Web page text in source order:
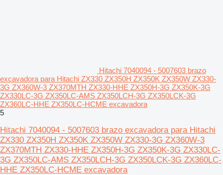
Hitachi 7040094 - 5007603 brazo
excavadora para Hitachi ZX330 ZX350H ZX350K ZX350W ZX330-
3G ZX360W-3 ZX370MTH ZX330-HHE ZX350H-3G ZX350K-3G
ZX330LC-3G ZX350LC-AMS ZX350LCH-3G ZX350LCK-3G
ZX360LC-HHE ZX350LC-HCME excavadora
5
Hitachi 7040094 - 5007603 brazo excavadora para Hitachi
ZX330 ZX350H ZX350K ZX350W ZX330-3G ZX360W-3
ZX370MTH ZX330-HHE ZX350H-3G ZX350K-3G ZX330LC-
3G ZX350LC-AMS ZX350LCH-3G ZX350LCK-3G ZX360LC-
HHE ZX350LC-HCME excavadora